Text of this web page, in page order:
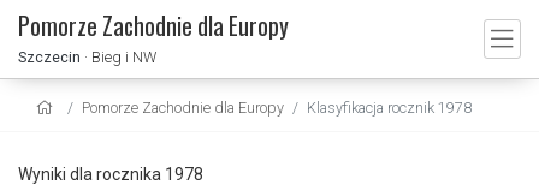
Pomorze Zachodnie dla Europy
Szczecin · Bieg i NW
Pomorze Zachodnie dla Europy Klasyfikacja rocznik 1978
Wyniki dla rocznika 1978